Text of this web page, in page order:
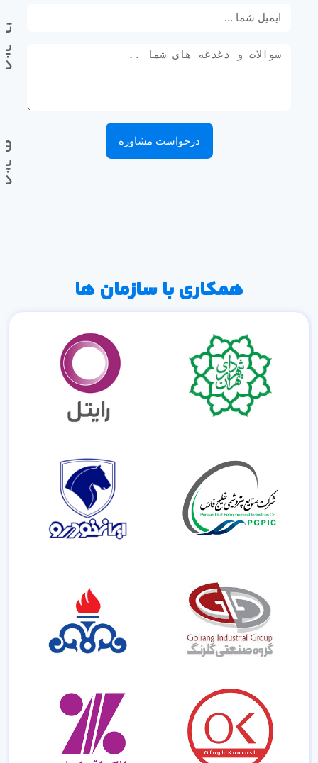
درخواست مشاوره
همکاری با سازمان ها